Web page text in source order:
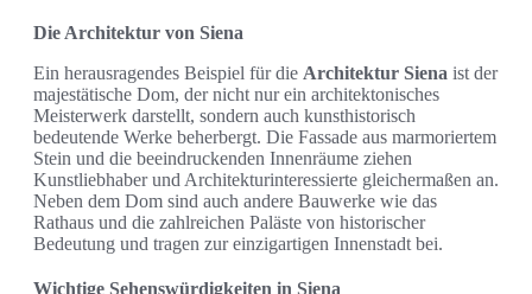
Die Architektur von Siena
Ein herausragendes Beispiel für die Architektur Siena ist der
majestätische Dom, der nicht nur ein architektonisches
Meisterwerk darstellt, sondern auch kunsthistorisch
bedeutende Werke beherbergt. Die Fassade aus marmoriertem
Stein und die beeindruckenden Innenräume ziehen
Kunstliebhaber und Architekturinteressierte gleichermaßen an.
Neben dem Dom sind auch andere Bauwerke wie das
Rathaus und die zahlreichen Paläste von historischer
Bedeutung und tragen zur einzigartigen Innenstadt bei.
Wichtige Sehenswürdigkeiten in Siena